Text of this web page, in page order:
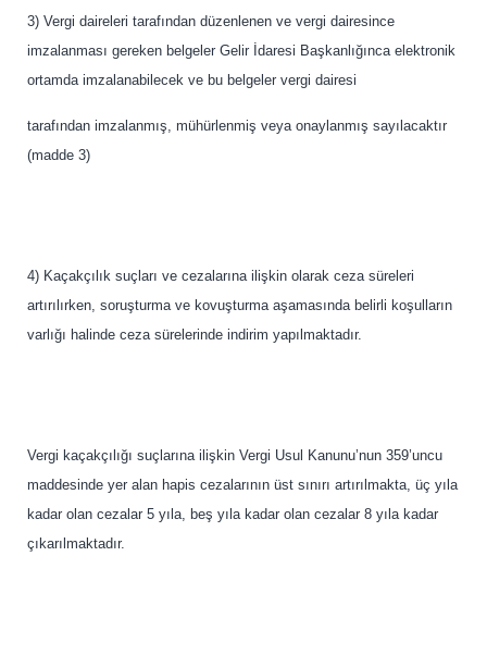
3) Vergi daireleri tarafından düzenlenen ve vergi dairesince
imzalanması gereken belgeler Gelir İdaresi Başkanlığınca elektronik
ortamda imzalanabilecek ve bu belgeler vergi dairesi
tarafından imzalanmış, mühürlenmiş veya onaylanmış sayılacaktır
(madde 3)
4) Kaçakçılık suçları ve cezalarına ilişkin olarak ceza süreleri
artırılırken, soruşturma ve kovuşturma aşamasında belirli koşulların
varlığı halinde ceza sürelerinde indirim yapılmaktadır.
Vergi kaçakçılığı suçlarına ilişkin Vergi Usul Kanunu’nun 359’uncu
maddesinde yer alan hapis cezalarının üst sınırı artırılmakta, üç yıla
kadar olan cezalar 5 yıla, beş yıla kadar olan cezalar 8 yıla kadar
çıkarılmaktadır.